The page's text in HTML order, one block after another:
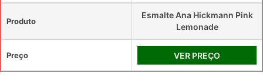
Produto
Esmalte Ana Hickmann Pink
Lemonade
Preço VER PREÇO